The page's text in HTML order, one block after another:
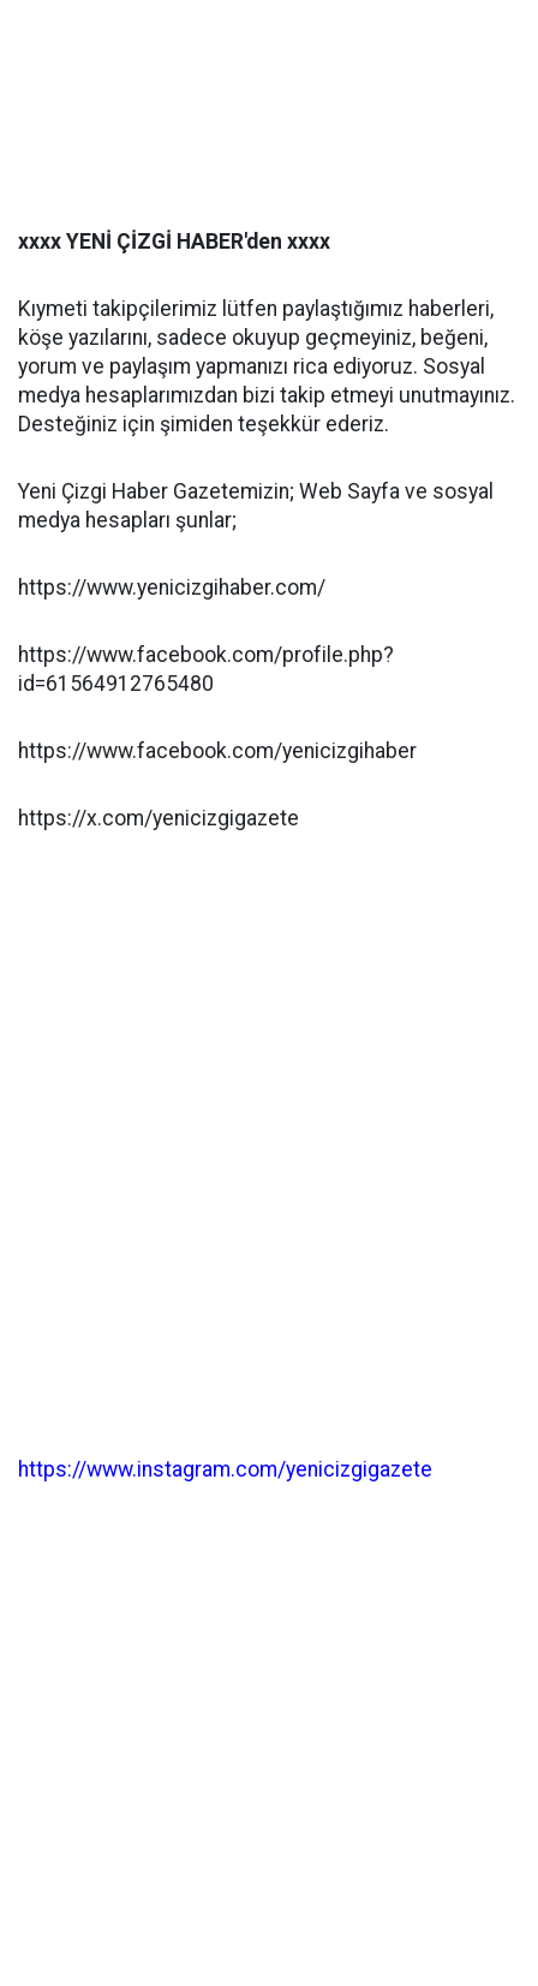
xxxx YENİ ÇİZGİ HABER'den xxxx
Kıymeti takipçilerimiz lütfen paylaştığımız haberleri,
köşe yazılarını, sadece okuyup geçmeyiniz, beğeni,
yorum ve paylaşım yapmanızı rica ediyoruz. Sosyal
medya hesaplarımızdan bizi takip etmeyi unutmayınız.
Desteğiniz için şimiden teşekkür ederiz.
Yeni Çizgi Haber Gazetemizin; Web Sayfa ve sosyal
medya hesapları şunlar;
https://www.yenicizgihaber.com/
https://www.facebook.com/profile.php?
id=61564912765480
https://www.facebook.com/yenicizgihaber
https://x.com/yenicizgigazete
https://www.instagram.com/yenicizgigazete